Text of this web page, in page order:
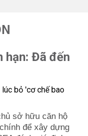
hạn: Đã đến
sở hữu căn hộ
để xây dựng